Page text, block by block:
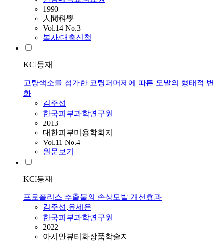
1990
人間科學
Vol.14 No.3
복사/대출신청
KCI등재
고량색소를 첨가한 코팅퍼머제에 따른 모발의 형태적 변
화
김주섭
한국피부과학연구원
2013
대한피부미용학회지
Vol.11 No.4
원문보기
KCI등재
프로폴리스 추출물의 손상모발 개선효과
김주섭,유세은
한국피부과학연구원
2022
아시안뷰티화장품학술지